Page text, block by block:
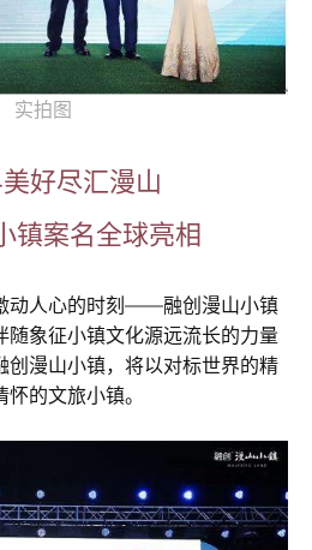
实拍图
好尽汇漫山
镇案名全球亮相
动人心的时刻——融创漫山小镇
随象征小镇文化源远流长的力量
创漫山小镇，将以对标世界的精
的文旅小镇。